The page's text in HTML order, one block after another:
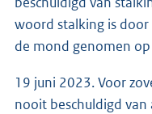
woord stalking is door
de mond genomen op
19 juni 2023. Voor
nooit beschuldigd van